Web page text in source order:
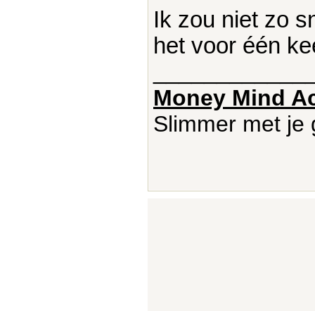
Ik zou niet zo
het voor één
Money Mind
Slimmer met je